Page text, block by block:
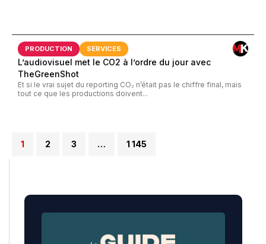
PRODUCTION SERVICES
L’audiovisuel met le CO2 à l’ordre du jour avec
TheGreenShot
Et si le vrai sujet du reporting CO₂ n’était pas le chiffre final, mais
tout ce que les productions doivent...
1 2 3 … 1 145